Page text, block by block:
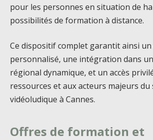
pour les personnes en situation de
possibilités de formation à distance.
Ce dispositif complet garantit ainsi
personnalisé, une intégration dans
régional dynamique, et un accès
ressources et aux acteurs majeurs du
vidéoludique à Cannes.
Offres de formation et